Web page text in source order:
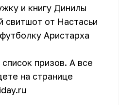
и книгу Динилы
свитшот от Настасьи
Аристарха
призов. А все
на странице